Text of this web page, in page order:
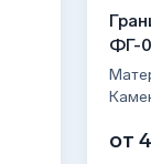
ФГ-
от